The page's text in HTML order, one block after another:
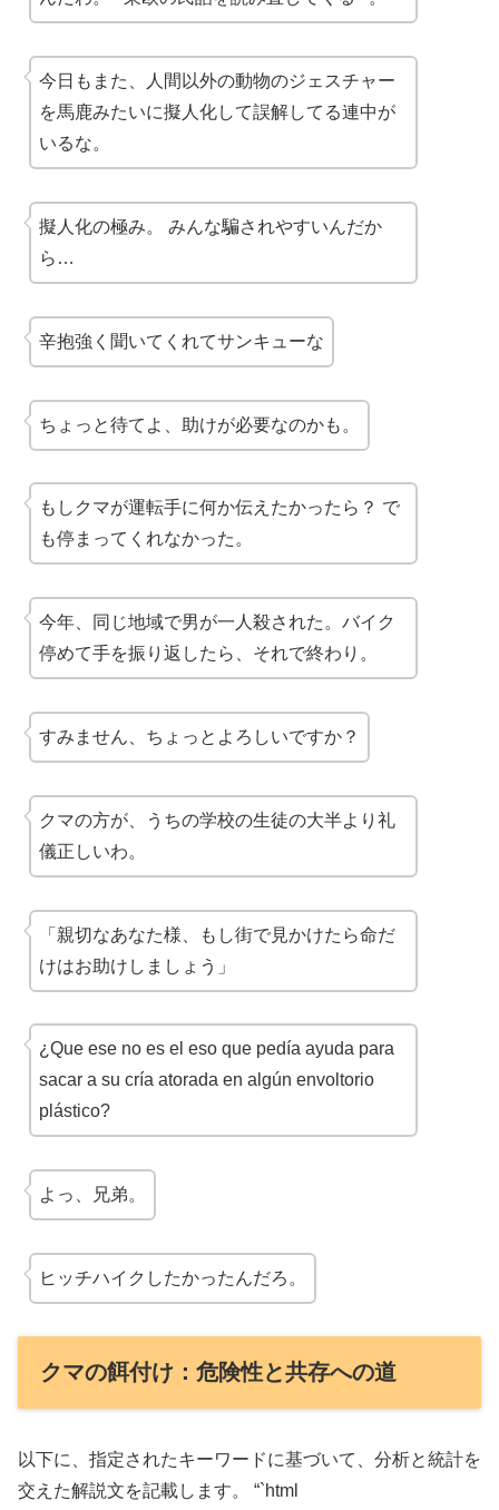
今日もまた、人間以外の動物のジェスチャー
を馬鹿みたいに擬人化して誤解してる連中が
いるな。
擬人化の極み。 みんな騙されやすいんだか
ら…
辛抱強く聞いてくれてサンキューな
ちょっと待てよ、助けが必要なのかも。
もしクマが運転手に何か伝えたかったら？ で
も停まってくれなかった。
今年、同じ地域で男が一人殺された。バイク
停めて手を振り返したら、それで終わり。
すみません、ちょっとよろしいですか？
クマの方が、うちの学校の生徒の大半より礼
儀正しいわ。
「親切なあなた様、もし街で見かけたら命だ
けはお助けしましょう」
¿Que ese no es el eso que pedía ayuda para
sacar a su cría atorada en algún envoltorio
plástico?
よっ、兄弟。
ヒッチハイクしたかったんだろ。
クマの餌付け：危険性と共存への道
以下に、指定されたキーワードに基づいて、分析と統計を
交えた解説文を記載します。 “`html